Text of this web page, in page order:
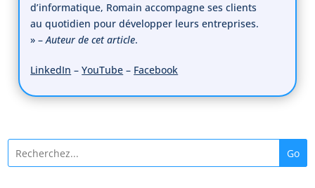
d’informatique, Romain accompagne ses clients
au quotidien pour développer leurs entreprises.
» –Auteur de cet article.
LinkedIn –YouTube – Facebook
Go